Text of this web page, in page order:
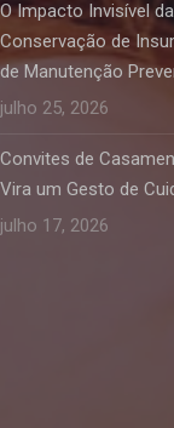
O Impacto Invisível
Conservação de
de Manutenção
julho 25, 2026
Convites de
Vira um Gesto de
julho 17, 2026